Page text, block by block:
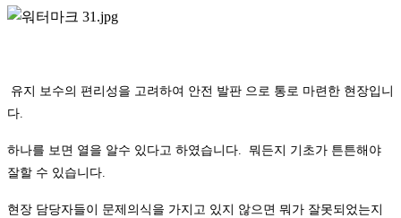
유지 보수의 편리성을 고려하여 안전 발판 으로 통로 마련한 현장입니
다.
하나를 보면 열을 알수 있다고 하였습니다. 뭐든지 기초가 튼튼해야
잘할 수 있습니다.
현장 담당자들이 문제의식을 가지고 있지 않으면 뭐가 잘못되었는지